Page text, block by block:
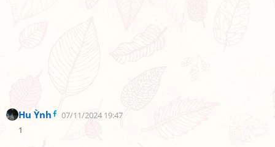
Hu Ỳnh
07/11/2024 19:47
1